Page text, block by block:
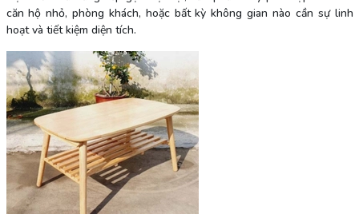
căn hộ nhỏ, phòng khách, hoặc bất kỳ không gian nào cần sự linh
hoạt và tiết kiệm diện tích.